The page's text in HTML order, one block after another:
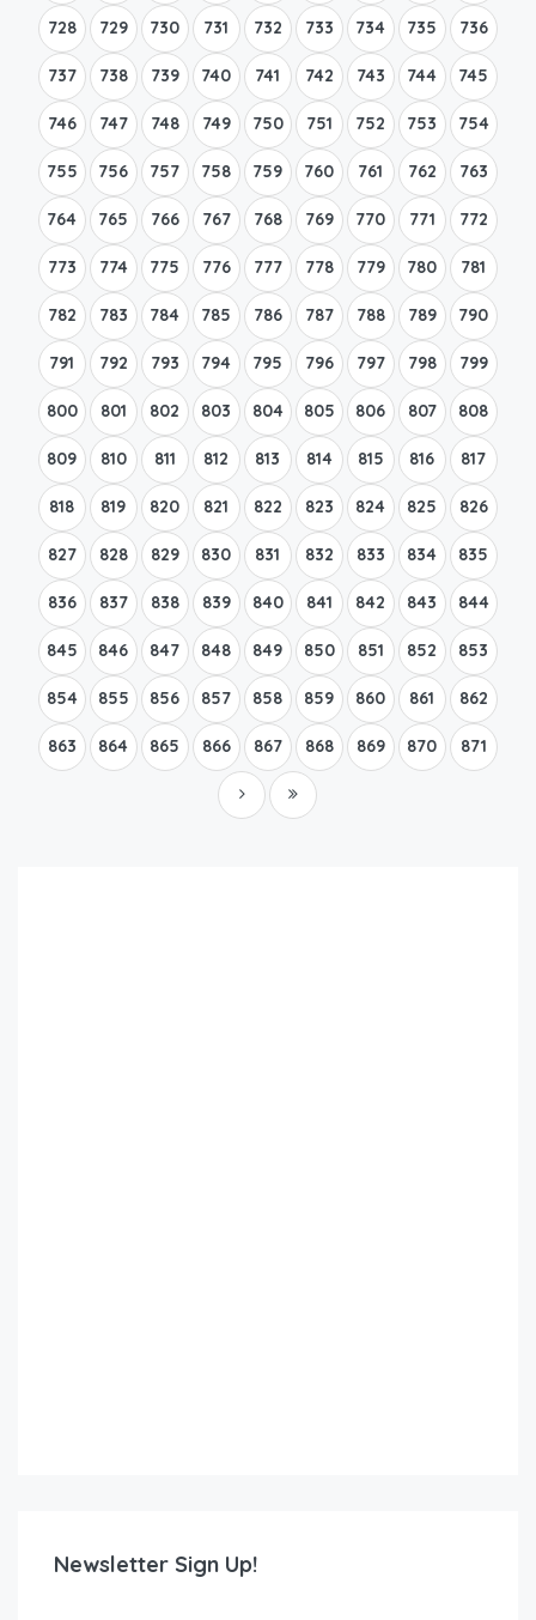
728 729 730 731 732 733 734 735 736
737 738 739 740 741 742 743 744 745
746 747 748 749 750 751 752 753 754
755 756 757 758 759 760 761 762 763
764 765 766 767 768 769 770 771 772
773 774 775 776 777 778 779 780 781
782 783 784 785 786 787 788 789 790
791 792 793 794 795 796 797 798 799
800 801 802 803 804 805 806 807 808
809 810 811 812 813 814 815 816 817
818 819 820 821 822 823 824 825 826
827 828 829 830 831 832 833 834 835
836 837 838 839 840 841 842 843 844
845 846 847 848 849 850 851 852 853
854 855 856 857 858 859 860 861 862
863 864 865 866 867 868 869 870 871
Newsletter Sign Up!